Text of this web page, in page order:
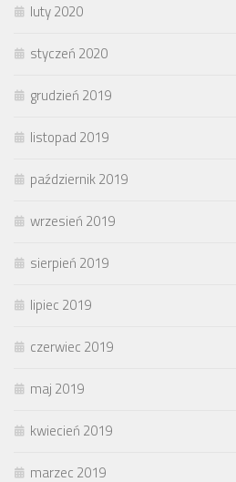
luty 2020
styczeń 2020
grudzień 2019
listopad 2019
październik 2019
wrzesień 2019
sierpień 2019
lipiec 2019
czerwiec 2019
maj 2019
kwiecień 2019
marzec 2019